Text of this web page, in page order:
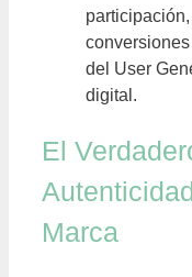
del User
digital.
El
Marca